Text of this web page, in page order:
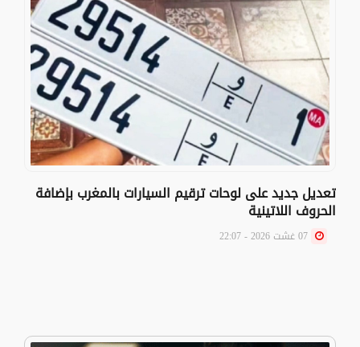
تعديل جديد على لوحات ترقيم السيارات بالمغرب بإضافة
الحروف اللاتينية